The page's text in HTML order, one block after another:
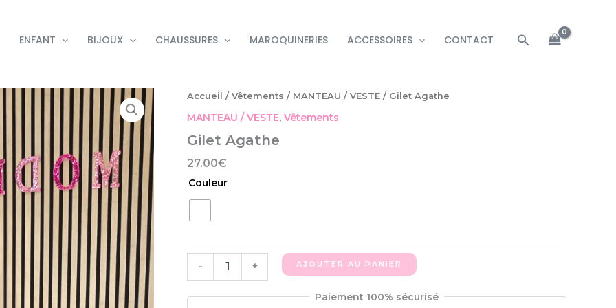
ENFANT BIJOUX CHAUSSURES MAROQUINERIES ACCESSOIRES CONTACT Rechercher
Accueil / Vêtements / MANTEAU / VESTE / Gilet Agathe
MANTEAU / VESTE, Vêtements
Gilet Agathe
27.00€
Couleur
-
quantité
Gilet
Agathe
+ AJOUTER AU PANIER
Paiement 100% sécurisé